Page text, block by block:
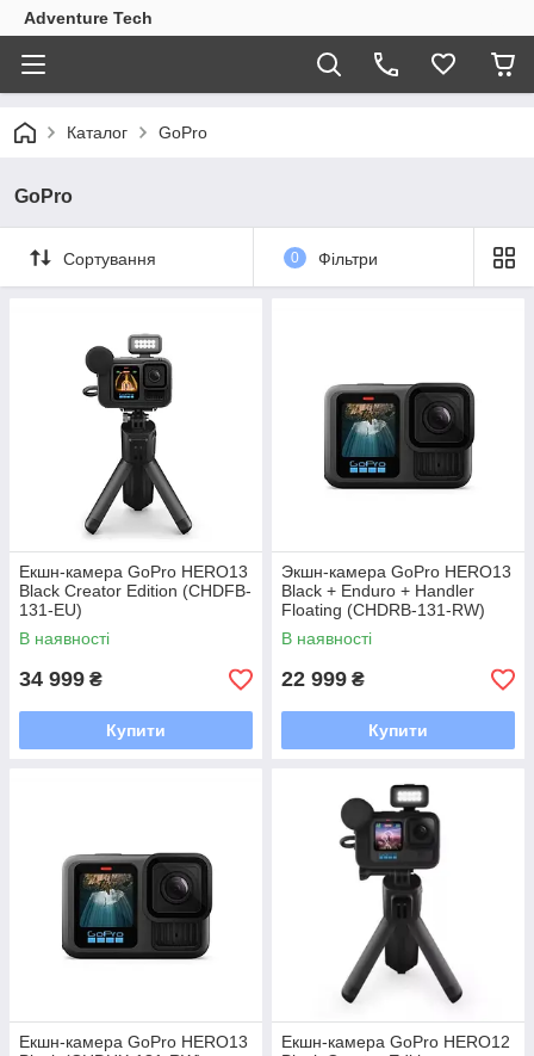
Adventure Tech
Каталог GoPro
GoPro
Сортування 0 Фільтри
Екшн-камера GoPro HERO13
Black Creator Edition (CHDFB-
131-EU)
В наявності
34 999 ₴
Купити
Экшн-камера GoPro HERO13
Black + Enduro + Handler
Floating (CHDRB-131-RW)
В наявності
22 999 ₴
Купити
Екшн-камера GoPro HERO13
Екшн-камера GoPro HERO12